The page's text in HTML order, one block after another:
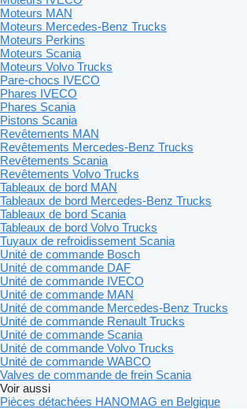
Moteurs MAN
Moteurs Mercedes-Benz Trucks
Moteurs Perkins
Moteurs Scania
Moteurs Volvo Trucks
Pare-chocs IVECO
Phares IVECO
Phares Scania
Pistons Scania
Revêtements MAN
Revêtements Mercedes-Benz Trucks
Revêtements Scania
Revêtements Volvo Trucks
Tableaux de bord MAN
Tableaux de bord Mercedes-Benz Trucks
Tableaux de bord Scania
Tableaux de bord Volvo Trucks
Tuyaux de refroidissement Scania
Unité de commande Bosch
Unité de commande DAF
Unité de commande IVECO
Unité de commande MAN
Unité de commande Mercedes-Benz Trucks
Unité de commande Renault Trucks
Unité de commande Scania
Unité de commande Volvo Trucks
Unité de commande WABCO
Valves de commande de frein Scania
Voir aussi
Pièces détachées HANOMAG en Belgique